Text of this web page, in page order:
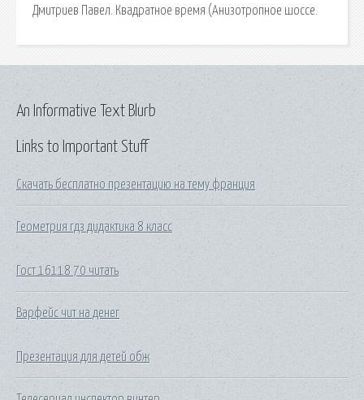
Дмитриев Павел. Квадратное время (Анизотропное шоссе.
Links to Important Stuff
Скачать бесплатно презентацию на тему франция
Геометрия гдз дидактика 8 класс
Гост 16118 70 читать
Варфейс чит на денег
Презентация для детей обж
An Informative Text Blurb